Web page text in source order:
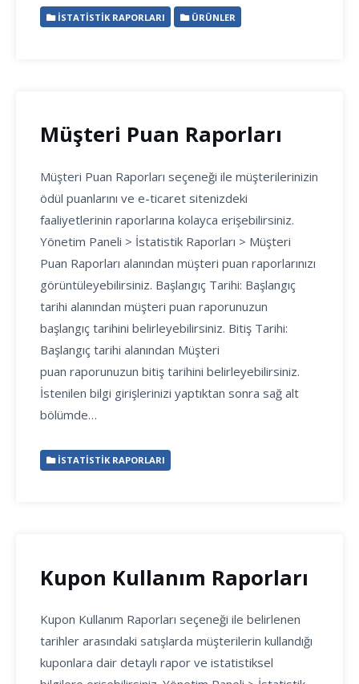
İSTATISTIK RAPORLARI ÜRÜNLER
Müşteri Puan Raporları
Müşteri Puan Raporları seçeneği ile müşterilerinizin
ödül puanlarını ve e-ticaret sitenizdeki
faaliyetlerinin raporlarına kolayca erişebilirsiniz.
Yönetim Paneli > İstatistik Raporları > Müşteri
Puan Raporları alanından müşteri puan raporlarınızı
görüntüleyebilirsiniz. Başlangıç Tarihi: Başlangıç
tarihi alanından müşteri puan raporunuzun
başlangıç tarihini belirleyebilirsiniz. Bitiş Tarihi:
Başlangıç tarihi alanından Müşteri
puan raporunuzun bitiş tarihini belirleyebilirsiniz.
İstenilen bilgi girişlerinizi yaptıktan sonra sağ alt
bölümde…
İSTATISTIK RAPORLARI
Kupon Kullanım Raporları
Kupon Kullanım Raporları seçeneği ile belirlenen
tarihler arasındaki satışlarda müşterilerin kullandığı
kuponlara dair detaylı rapor ve istatistiksel